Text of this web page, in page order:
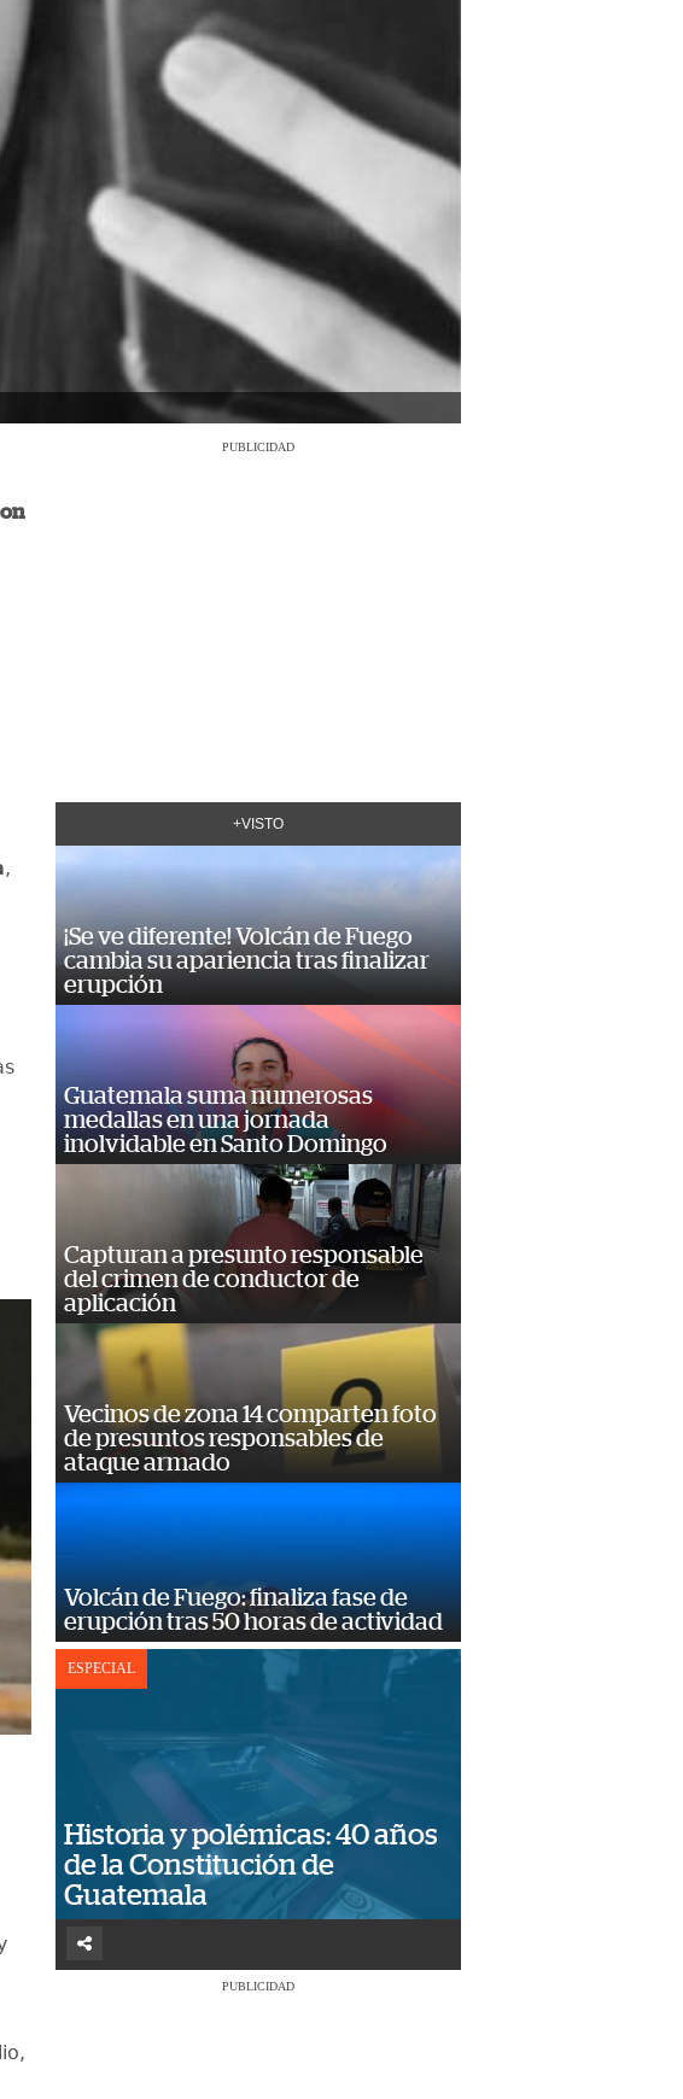
,
PUBLICIDAD
+VISTO
¡Se ve diferente! Volcán de Fuego
cambia su apariencia tras finalizar
erupción
Guatemala suma numerosas
medallas en una jornada
inolvidable en Santo Domingo
Capturan a presunto responsable
del crimen de conductor de
aplicación
Vecinos de zona 14 comparten foto
de presuntos responsables de
ataque armado
Volcán de Fuego: finaliza fase de
erupción tras 50 horas de actividad
ESPECIAL
Historia y polémicas: 40 años
de la Constitución de
Guatemala
PUBLICIDAD